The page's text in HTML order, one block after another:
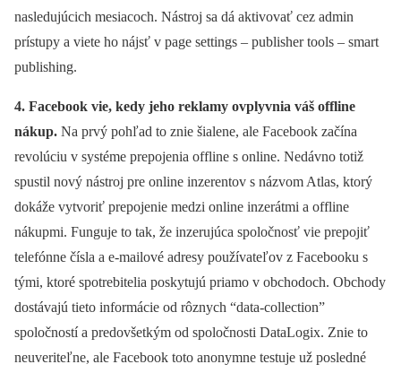
nasledujúcich mesiacoch. Nástroj sa dá aktivovať cez admin
prístupy a viete ho nájsť v page settings – publisher tools – smart
publishing.
4. Facebook vie, kedy jeho reklamy ovplyvnia váš offline
nákup. Na prvý pohľad to znie šialene, ale Facebook začína
revolúciu v systéme prepojenia offline s online. Nedávno totiž
spustil nový nástroj pre online inzerentov s názvom Atlas, ktorý
dokáže vytvoriť prepojenie medzi online inzerátmi a offline
nákupmi. Funguje to tak, že inzerujúca spoločnosť vie prepojiť
telefónne čísla a e-mailové adresy používateľov z Facebooku s
tými, ktoré spotrebitelia poskytujú priamo v obchodoch. Obchody
dostávajú tieto informácie od rôznych “data-collection”
spoločností a predovšetkým od spoločnosti DataLogix. Znie to
neuveriteľne, ale Facebook toto anonymne testuje už posledné